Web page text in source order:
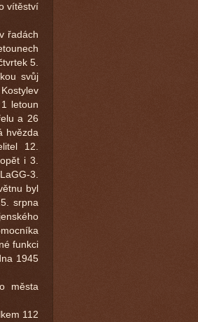
vítěství
řadách
5.
svůj
letoun
a 26
hvězda
12.
i 3.
3.
byl
srpna
funkci
1945
města
112